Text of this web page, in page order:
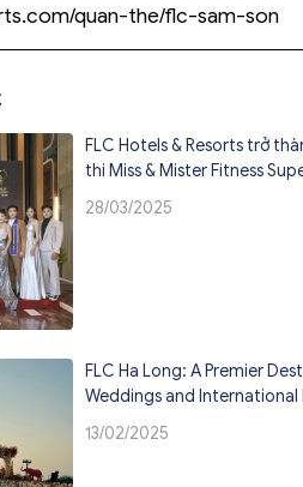
quan-the/flc-sam-son
FLC Hotels & Resorts trở
thi Miss & Mister Fitness
28/03/2025
FLC Ha Long: A Premier
Weddings and International
13/02/2025